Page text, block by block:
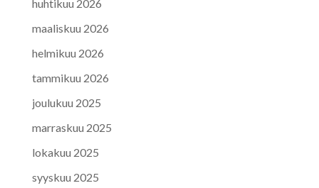
huhtikuu 2026
maaliskuu 2026
helmikuu 2026
tammikuu 2026
joulukuu 2025
marraskuu 2025
lokakuu 2025
syyskuu 2025